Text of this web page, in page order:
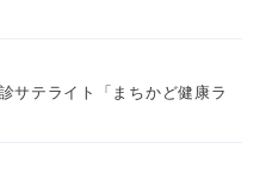
サテライト「まちかど健康ラ